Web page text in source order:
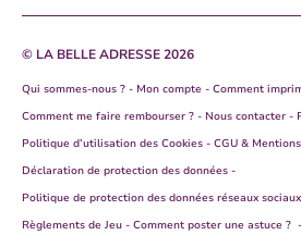
- Syoss
© LA BELLE ADRESSE 2026
Qui sommes-nous ? Mon compte
Comment
Comment me faire rembourser ?
Nous contacter
Politique d’utilisation des Cookies
CGU &
Déclaration de protection des données
Politique de protection des données réseaux
Règlements de Jeu
Comment poster une astuce ?